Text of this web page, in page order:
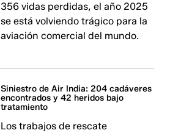
356 vidas perdidas, el año 2025
se está volviendo trágico para la
aviación comercial del mundo.
Siniestro de Air India: 204 cadáveres
encontrados y 42 heridos bajo
tratamiento
Los trabajos de rescate